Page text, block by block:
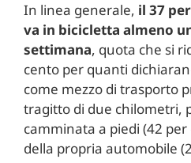
In linea generale, il 37
va in bicicletta almeno
settimana, quota che si
cento per quanti
come mezzo di trasporto
tragitto di due chilometri,
camminata a piedi (42 per
della propria automobile